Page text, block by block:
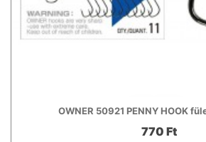
OWNER 50921 PENNY HOOK
770 Ft